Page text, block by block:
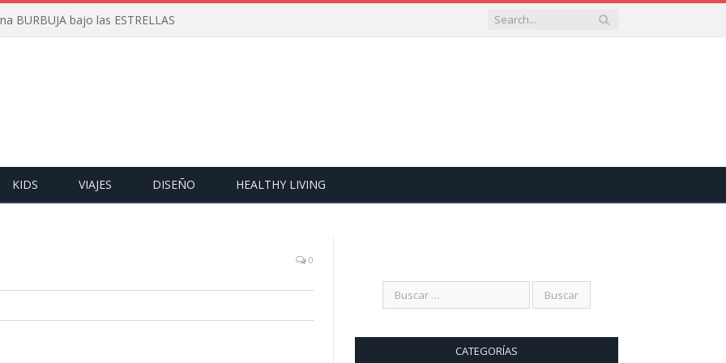
BURBUJA bajo las ESTRELLAS
KIDS VIAJES DISEÑO HEALTHY LIVING
0
CATEGORÍAS